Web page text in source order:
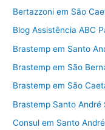
Bertazzoni em São
Blog Assistência ABC
Brastemp em Santo
Brastemp em São
Brastemp em São
Brastemp Santo André
Consul em Santo André